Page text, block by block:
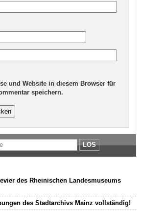
und Website in diesem Browser für
speichern.
LOS
des Rheinischen Landesmuseums
des Stadtarchivs Mainz vollständig!